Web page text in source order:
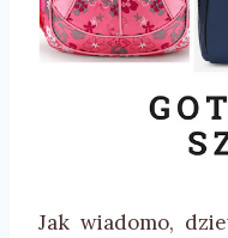
Jak wiadomo,